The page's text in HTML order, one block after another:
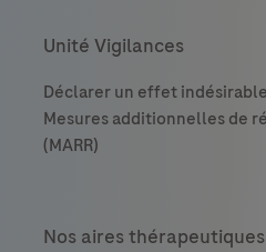
Unité Vigilances
Nos aires thérapeutiques